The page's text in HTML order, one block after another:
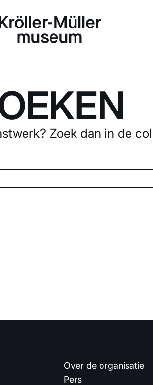
Zoek dan in de
Over de organisatie
Pers